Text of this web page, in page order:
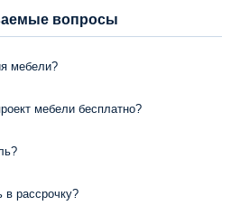
вопросы
мебели?
мебели бесплатно?
рассрочку?